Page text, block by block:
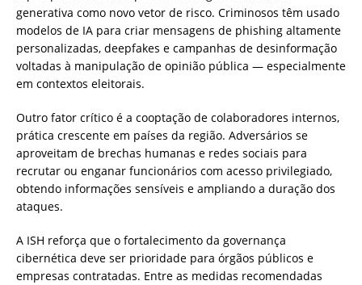
generativa como novo vetor de risco. Criminosos têm usado
modelos de IA para criar mensagens de phishing altamente
personalizadas, deepfakes e campanhas de desinformação
voltadas à manipulação de opinião pública — especialmente
em contextos eleitorais.
Outro fator crítico é a cooptação de colaboradores internos,
prática crescente em países da região. Adversários se
aproveitam de brechas humanas e redes sociais para
recrutar ou enganar funcionários com acesso privilegiado,
obtendo informações sensíveis e ampliando a duração dos
ataques.
A ISH reforça que o fortalecimento da governança
cibernética deve ser prioridade para órgãos públicos e
empresas contratadas. Entre as medidas recomendadas